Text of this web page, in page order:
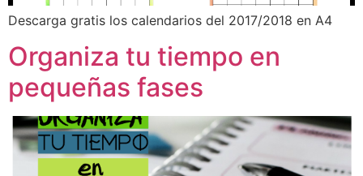
Descarga gratis los calendarios del 2017/2018 en A4
Organiza tu tiempo en
pequeñas fases